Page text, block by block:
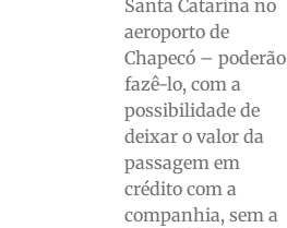
Santa Catarina no
aeroporto de
Chapecó – poderão
fazê-lo, com a
possibilidade de
deixar o valor da
passagem em
crédito com a
companhia, sem a